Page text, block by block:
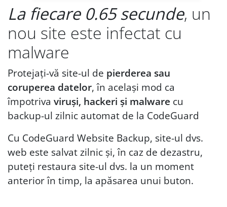
La fiecare 0.65 secunde, un
nou site este infectat cu
malware
Protejați-vă site-ul de pierderea sau
coruperea datelor, în același mod ca
împotriva viruși, hackeri și malware cu
backup-ul zilnic automat de la CodeGuard
Cu CodeGuard Website Backup, site-ul dvs.
web este salvat zilnic și, în caz de dezastru,
puteți restaura site-ul dvs. la un moment
anterior în timp, la apăsarea unui buton.